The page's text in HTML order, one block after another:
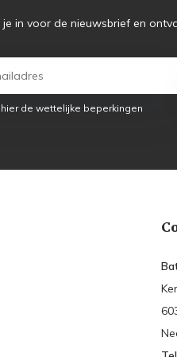
je in voor de nieuwsbrief en
de wettelijke beperkingen